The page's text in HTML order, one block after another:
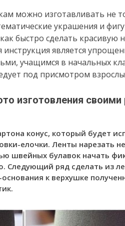
можно изготавливать не
украшения и
как быстро сделать
инструкция является
учащимся в начальных
под присмотром
изготовления своими
конус, который будет
елочки. Ленты нарезать
швейных булавок начать
Следующий ряд сделать из
к верхушке